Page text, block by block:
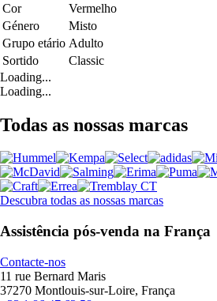
Cor
Vermelho
Género
Misto
Grupo etário Adulto
Sortido
Classic
Loading...
Loading...
Todas as nossas marcas
Descubra todas as nossas marcas
Assistência pós-venda na França
Contacte-nos
11 rue Bernard Maris
37270 Montlouis-sur-Loire, França